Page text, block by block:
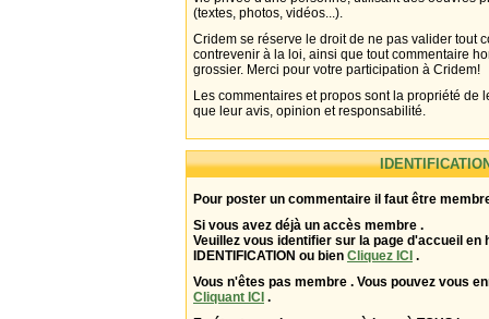
(textes, photos, vidéos...).
Cridem se réserve le droit de ne pas valider tout
contrevenir à la loi, ainsi que tout commentaire
grossier. Merci pour votre participation à Cridem!
Les commentaires et propos sont la propriété de
que leur avis, opinion et responsabilité.
Pour poster un commentaire il faut être
Si vous avez déjà un accès membre .
Veuillez vous identifier sur la page d'accueil en
IDENTIFICATION ou bien Cliquez ICI .
Vous n'êtes pas membre . Vous pouvez vous
Cliquant ICI .